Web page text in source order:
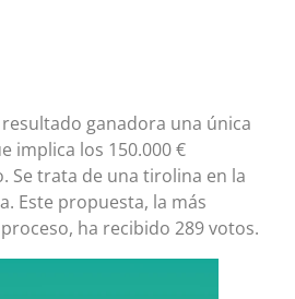
ganadora una única
implica los 150.000 €
Se trata de una tirolina en la
Este propuesta, la más
ha recibido 289 votos.